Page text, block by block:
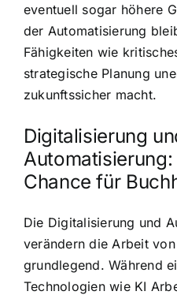
eventuell sogar höhere
der Automatisierung
Fähigkeiten wie
strategische Planung
zukunftssicher macht.
Digitalisierung
Chance für
Die Digitalisierung und
verändern die Arbeit
grundlegend. Während
Technologien wie KI